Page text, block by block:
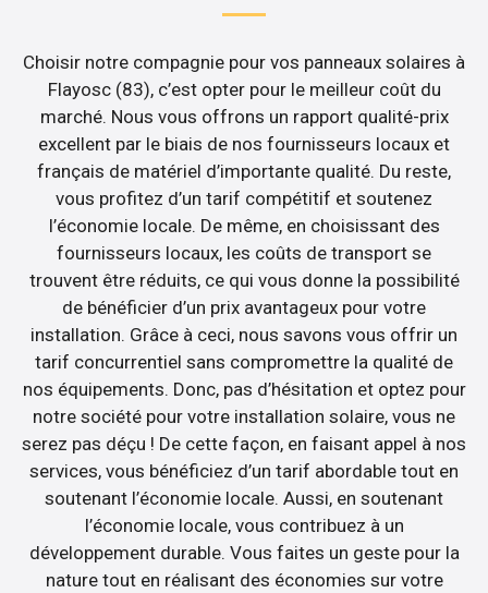
Choisir notre compagnie pour vos panneaux solaires à
Flayosc (83), c’est opter pour le meilleur coût du
marché. Nous vous offrons un rapport qualité-prix
excellent par le biais de nos fournisseurs locaux et
français de matériel d’importante qualité. Du reste,
vous profitez d’un tarif compétitif et soutenez
l’économie locale. De même, en choisissant des
fournisseurs locaux, les coûts de transport se
trouvent être réduits, ce qui vous donne la possibilité
de bénéficier d’un prix avantageux pour votre
installation. Grâce à ceci, nous savons vous offrir un
tarif concurrentiel sans compromettre la qualité de
nos équipements. Donc, pas d’hésitation et optez pour
notre société pour votre installation solaire, vous ne
serez pas déçu ! De cette façon, en faisant appel à nos
services, vous bénéficiez d’un tarif abordable tout en
soutenant l’économie locale. Aussi, en soutenant
l’économie locale, vous contribuez à un
développement durable. Vous faites un geste pour la
nature tout en réalisant des économies sur votre